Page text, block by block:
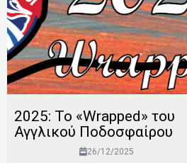
2025: Το «Wrapped» του
Αγγλικού Ποδοσφαίρου
26/12/2025